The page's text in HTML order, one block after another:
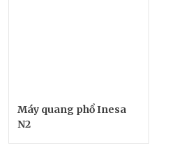
Máy quang phổ Inesa
N2